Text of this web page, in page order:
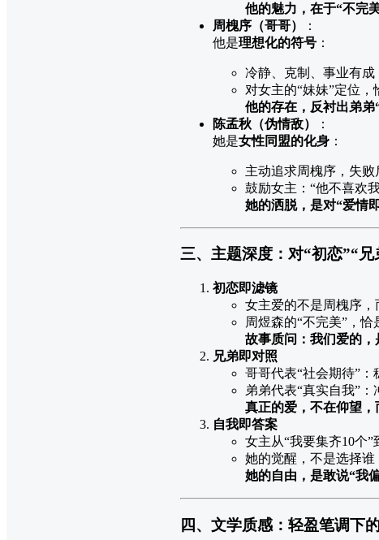
他的魅力，在于“不完
周槐序（哥哥）
：
他是理想化的符号 ：
冷静、克制、事业有成
对女主的“妹妹”定位，
他的存在，反衬出弟
陈孟秋（伪情敌）
：
她是女性同盟的化身 ：
主动追求周槐序，失败
鼓励女主：“他不喜欢
她的洒脱，是对“爱情
三、主题深度：对“初恋”“
初恋即滤镜
女主爱的不是周槐序，
周煜森的“不完美”，恰
故事质问：我们爱的
兄弟即对照
哥哥代表“社会期待”：
弟弟代表“真实自我”：
真正的爱，不在仰望，
自我即答案
女主从“我要集齐10个”
她的觉醒，不是选择谁
她的自由，是敢说“我
四、文学质感：轻盈笔调下